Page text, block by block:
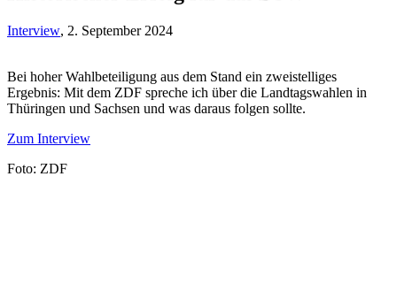
Interview, 2. September 2024
Bei hoher Wahlbeteiligung aus dem Stand ein zweistelliges
Ergebnis: Mit dem ZDF spreche ich über die Landtagswahlen in
Thüringen und Sachsen und was daraus folgen sollte.
Zum Interview
Foto: ZDF